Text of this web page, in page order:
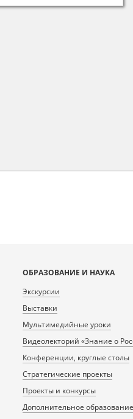
ОБРАЗОВАНИЕ И НАУКА
Экскурсии
Выставки
Мультимедийные уроки
Видеолекторий «Знание о
Конференции, круглые столы
Стратегические проекты
Проекты и конкурсы
Дополнительное образование